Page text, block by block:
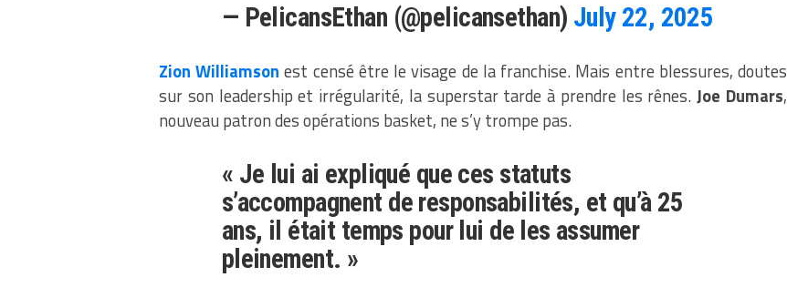
— PelicansEthan (@pelicansethan) July 22, 2025
Zion Williamson est censé être le visage de la franchise. Mais entre blessures, doutes
sur son leadership et irrégularité, la superstar tarde à prendre les rênes.Joe Dumars,
nouveau patron des opérations basket, ne s’y trompe pas.
« Je lui ai expliqué que ces statuts
s’accompagnent de responsabilités, et qu’à 25
ans, il était temps pour lui de les assumer
pleinement. »